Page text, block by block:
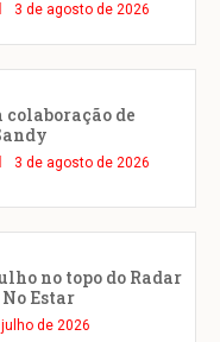
3 de agosto de 2026
colaboração de
3 de agosto de 2026
no topo do Radar
Estar
de 2026